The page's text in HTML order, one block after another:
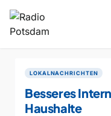
LOKALNACHRICHTEN
Besseres
Haushalte